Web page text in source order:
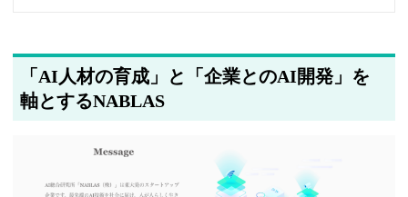
2025年5月20日
著者情報の変更を行いました
「AI人材の育成」と「企業とのAI開発」を
軸とするNABLAS